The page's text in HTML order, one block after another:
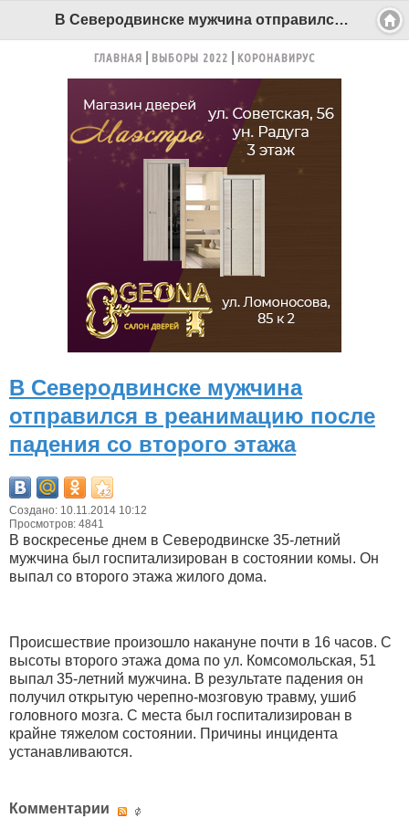
В Северодвинске мужчина отправился в реанимацию после падения со второго этажа - Беломорканал Северодвинск tv29.ru
ГЛАВНАЯ ВЫБОРЫ 2022 КОРОНАВИРУС
В Северодвинске мужчина
отправился в реанимацию после
падения со второго этажа
Создано: 10.11.2014 10:12
Просмотров: 4841
В воскресенье днем в Северодвинске 35-летний
мужчина был госпитализирован в состоянии комы. Он
выпал со второго этажа жилого дома.
Происшествие произошло накануне почти в 16 часов. С
высоты второго этажа дома по ул. Комсомольская, 51
выпал 35-летний мужчина. В результате падения он
получил открытую черепно-мозговую травму, ушиб
головного мозга. С места был госпитализирован в
крайне тяжелом состоянии. Причины инцидента
устанавливаются.
Комментарии